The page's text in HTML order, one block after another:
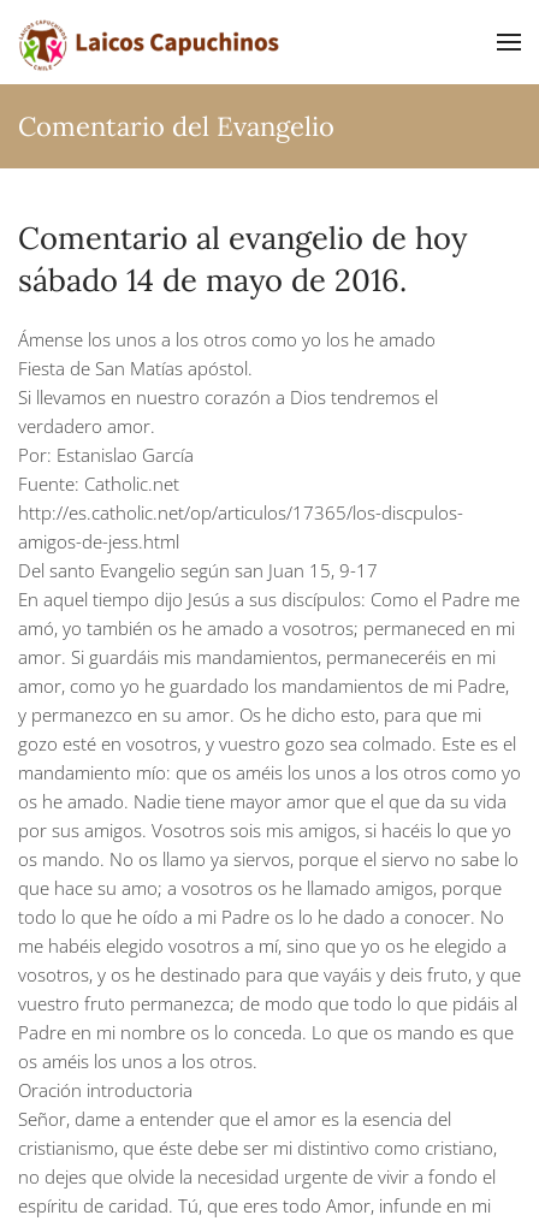
Ir al contenido principal
Comentario del Evangelio
Comentario al evangelio de hoy
sábado 14 de mayo de 2016.
Ámense los unos a los otros como yo los he amado
Fiesta de San Matías apóstol.
Si llevamos en nuestro corazón a Dios tendremos el
verdadero amor.
Por: Estanislao García
Fuente: Catholic.net
http://es.catholic.net/op/articulos/17365/los-discpulos-
amigos-de-jess.html
Del santo Evangelio según san Juan 15, 9-17
En aquel tiempo dijo Jesús a sus discípulos: Como el Padre me
amó, yo también os he amado a vosotros; permaneced en mi
amor. Si guardáis mis mandamientos, permaneceréis en mi
amor, como yo he guardado los mandamientos de mi Padre,
y permanezco en su amor. Os he dicho esto, para que mi
gozo esté en vosotros, y vuestro gozo sea colmado. Este es el
mandamiento mío: que os améis los unos a los otros como yo
os he amado. Nadie tiene mayor amor que el que da su vida
por sus amigos. Vosotros sois mis amigos, si hacéis lo que yo
os mando. No os llamo ya siervos, porque el siervo no sabe lo
que hace su amo; a vosotros os he llamado amigos, porque
todo lo que he oído a mi Padre os lo he dado a conocer. No
me habéis elegido vosotros a mí, sino que yo os he elegido a
vosotros, y os he destinado para que vayáis y deis fruto, y que
vuestro fruto permanezca; de modo que todo lo que pidáis al
Padre en mi nombre os lo conceda. Lo que os mando es que
os améis los unos a los otros.
Oración introductoria
Señor, dame a entender que el amor es la esencia del
cristianismo, que éste debe ser mi distintivo como cristiano,
no dejes que olvide la necesidad urgente de vivir a fondo el
espíritu de caridad. Tú, que eres todo Amor, infunde en mi